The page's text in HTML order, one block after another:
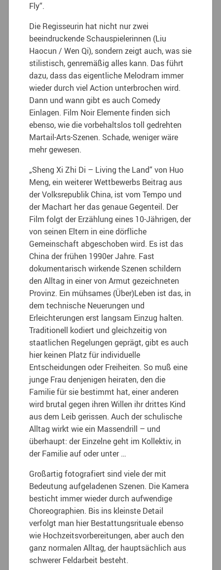
Fly“.
Die Regisseurin hat nicht nur zwei
beeindruckende Schauspielerinnen (Liu
Haocun / Wen Qi), sondern zeigt auch, was sie
stilistisch, genremäßig alles kann. Das führt
dazu, dass das eigentliche Melodram immer
wieder durch viel Action unterbrochen wird.
Dann und wann gibt es auch Comedy
Einlagen. Film Noir Elemente finden sich
ebenso, wie die vorbehaltslos toll gedrehten
Martail-Arts-Szenen. Schade, weniger wäre
mehr gewesen.
„Sheng Xi Zhi Di – Living the Land“ von Huo
Meng, ein weiterer Wettbewerbs Beitrag aus
der Volksrepublik China, ist vom Tempo und
der Machart her das genaue Gegenteil. Der
Film folgt der Erzählung eines 10-Jährigen, der
von seinen Eltern in eine dörfliche
Gemeinschaft abgeschoben wird. Es ist das
China der frühen 1990er Jahre. Fast
dokumentarisch wirkende Szenen schildern
den Alltag in einer von Armut gezeichneten
Provinz. Ein mühsames (Über)Leben ist das, in
dem technische Neuerungen und
Erleichterungen erst langsam Einzug halten.
Traditionell kodiert und gleichzeitig von
staatlichen Regelungen geprägt, gibt es auch
hier keinen Platz für individuelle
Entscheidungen oder Freiheiten. So muß eine
junge Frau denjenigen heiraten, den die
Familie für sie bestimmt hat, einer anderen
wird brutal gegen ihren Willen ihr drittes Kind
aus dem Leib gerissen. Auch der schulische
Alltag wirkt wie ein Massendrill – und
überhaupt: der Einzelne geht im Kollektiv, in
der Familie auf oder unter …
Großartig fotografiert sind viele der mit
Bedeutung aufgeladenen Szenen. Die Kamera
besticht immer wieder durch aufwendige
Choreographien. Bis ins kleinste Detail
verfolgt man hier Bestattungsrituale ebenso
wie Hochzeitsvorbereitungen, aber auch den
ganz normalen Alltag, der hauptsächlich aus
schwerer Feldarbeit besteht.